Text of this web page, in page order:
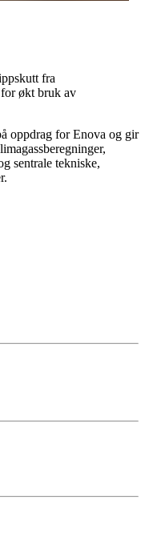
fra
økt bruk av
oppdrag for Enova og gir
sentrale tekniske,